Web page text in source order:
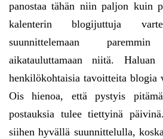
panostaa tähän niin paljon kuin
kalenterin blogijuttuja
suunnittelemaan
aikatauluttamaan niitä.
henkilökohtaisia tavoitteita blogia
Ois hienoa, että pystyis
postauksia tulee tiettyinä
siihen hyvällä suunnittelulla,